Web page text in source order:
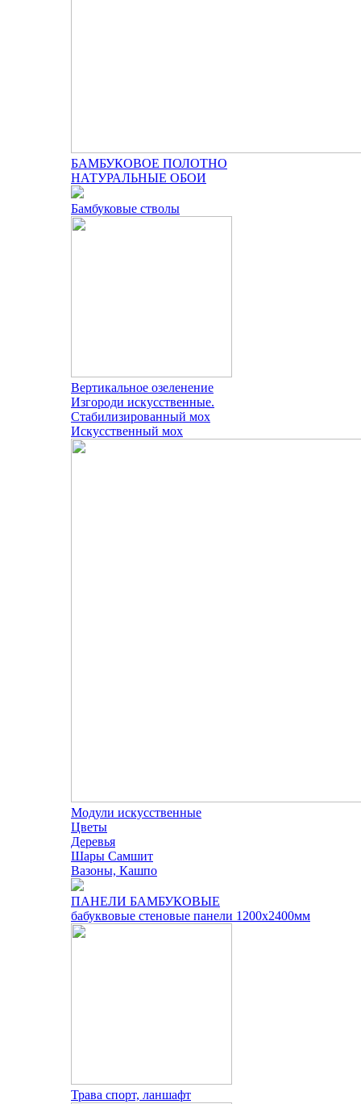
БАМБУКОВОЕ ПОЛОТНО
НАТУРАЛЬНЫЕ ОБОИ
Бамбуковые стволы
Вертикальное озеленение
Изгороди искусственные.
Стабилизированный мох
Искусственный мох
Модули искусственные
Цветы
Деревья
Шары Самшит
Вазоны, Кашпо
ПАНЕЛИ БАМБУКОВЫЕ
бабуквовые стеновые панели 1200х2400мм
Трава спорт, ланшафт